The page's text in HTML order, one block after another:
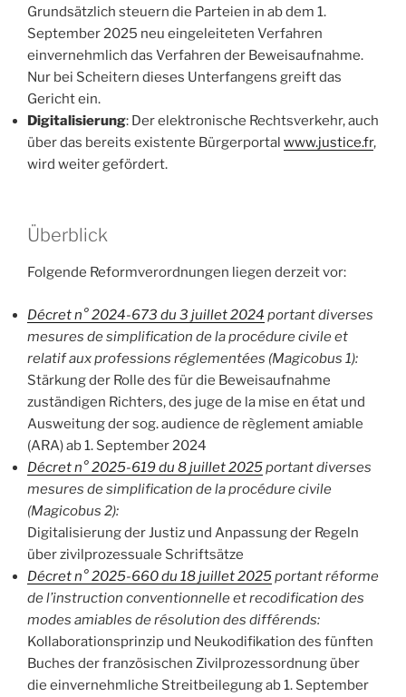
Grundsätzlich steuern die Parteien in ab dem 1.
September 2025 neu eingeleiteten Verfahren
einvernehmlich das Verfahren der Beweisaufnahme.
Nur bei Scheitern dieses Unterfangens greift das
Gericht ein.
Digitalisierung: Der elektronische Rechtsverkehr, auch
über das bereits existente Bürgerportal www.justice.fr,
wird weiter gefördert.
Überblick
Folgende Reformverordnungen liegen derzeit vor:
Décret n° 2024-673 du 3 juillet 2024 portant diverses
mesures de simplification de la procédure civile et
relatif aux professions réglementées (Magicobus 1):
Stärkung der Rolle des für die Beweisaufnahme
zuständigen Richters, des juge de la mise en état und
Ausweitung der sog. audience de règlement amiable
(ARA) ab 1. September 2024
Décret n° 2025-619 du 8 juillet 2025portant diverses
mesures de simplification de la procédure civile
(Magicobus 2):
Digitalisierung der Justiz und Anpassung der Regeln
über zivilprozessuale Schriftsätze
Décret n° 2025-660 du 18 juillet 2025portant réforme
de l’instruction conventionnelle et recodification des
modes amiables de résolution des différends:
Kollaborationsprinzip und Neukodifikation des fünften
Buches der französischen Zivilprozessordnung über
die einvernehmliche Streitbeilegung ab 1. September